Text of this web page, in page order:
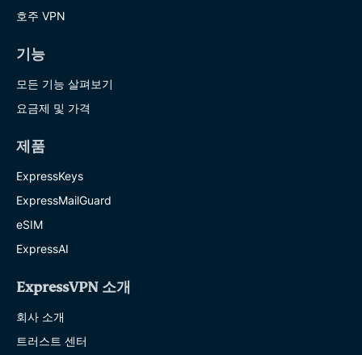
호주 VPN
기능
모든 기능 살펴보기
요금제 및 가격
제품
ExpressKeys
ExpressMailGuard
eSIM
ExpressAI
ExpressVPN 소개
회사 소개
트러스트 센터